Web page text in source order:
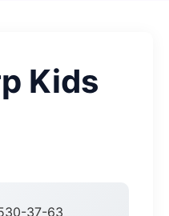
Kids
37-63